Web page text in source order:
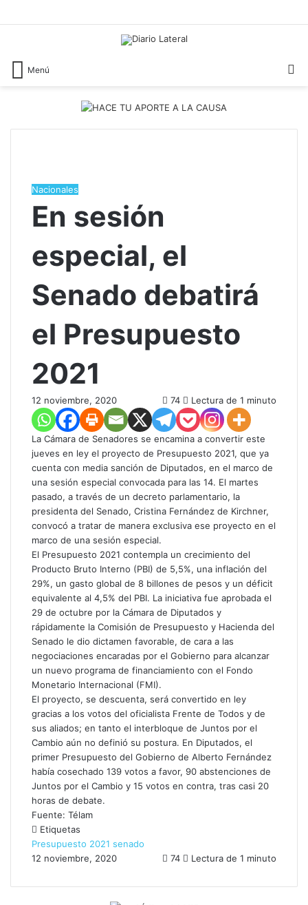
Menú
Nacionales
En sesión
especial, el
Senado debatirá
el Presupuesto
2021
12 noviembre, 2020 74 Lectura de 1 minuto
La Cámara de Senadores se encamina a convertir este
jueves en ley el proyecto de Presupuesto 2021, que ya
cuenta con media sanción de Diputados, en el marco de
una sesión especial convocada para las 14. El martes
pasado, a través de un decreto parlamentario, la
presidenta del Senado, Cristina Fernández de Kirchner,
convocó a tratar de manera exclusiva ese proyecto en el
marco de una sesión especial.
El Presupuesto 2021 contempla un crecimiento del
Producto Bruto Interno (PBI) de 5,5%, una inflación del
29%, un gasto global de 8 billones de pesos y un déficit
equivalente al 4,5% del PBI. La iniciativa fue aprobada el
29 de octubre por la Cámara de Diputados y
rápidamente la Comisión de Presupuesto y Hacienda del
Senado le dio dictamen favorable, de cara a las
negociaciones encaradas por el Gobierno para alcanzar
un nuevo programa de financiamiento con el Fondo
Monetario Internacional (FMI).
El proyecto, se descuenta, será convertido en ley
gracias a los votos del oficialista Frente de Todos y de
sus aliados; en tanto el interbloque de Juntos por el
Cambio aún no definió su postura. En Diputados, el
primer Presupuesto del Gobierno de Alberto Fernández
había cosechado 139 votos a favor, 90 abstenciones de
Juntos por el Cambio y 15 votos en contra, tras casi 20
horas de debate.
Fuente: Télam
Etiquetas
Presupuesto 2021 senado
12 noviembre, 2020
74 Lectura de 1 minuto